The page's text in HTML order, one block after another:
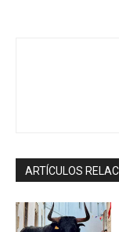
ARTÍCULOS